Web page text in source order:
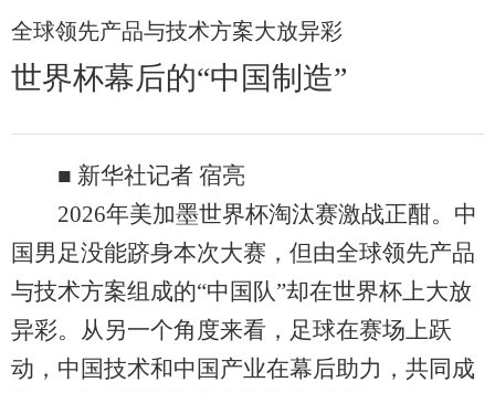
全球领先产品与技术方案大放异彩
世界杯幕后的“中国制造”
■ 新华社记者 宿亮
2026年美加墨世界杯淘汰赛激战正酣。中
国男足没能跻身本次大赛，但由全球领先产品
与技术方案组成的“中国队”却在世界杯上大放
异彩。从另一个角度来看，足球在赛场上跃
动，中国技术和中国产业在幕后助力，共同成